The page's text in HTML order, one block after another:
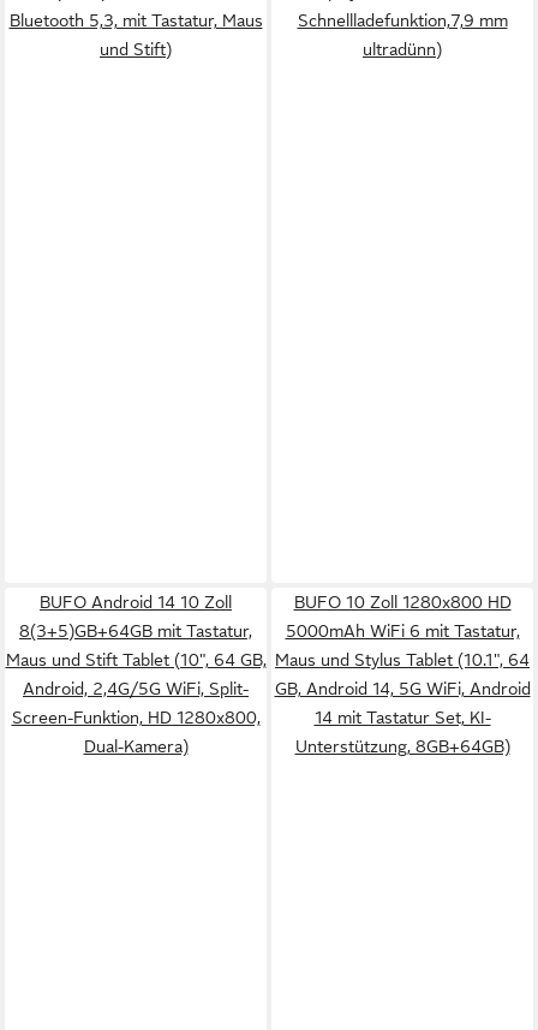
Bluetooth 5,3, mit Tastatur, Maus
und Stift)
Schnellladefunktion,7,9 mm
ultradünn)
BUFO Android 14 10 Zoll
8(3+5)GB+64GB mit Tastatur,
Maus und Stift Tablet (10", 64 GB,
Android, 2,4G/5G WiFi, Split-
Screen-Funktion, HD 1280x800,
Dual-Kamera)
BUFO 10 Zoll 1280x800 HD
5000mAh WiFi 6 mit Tastatur,
Maus und Stylus Tablet (10.1", 64
GB, Android 14, 5G WiFi, Android
14 mit Tastatur Set, KI-
Unterstützung, 8GB+64GB)